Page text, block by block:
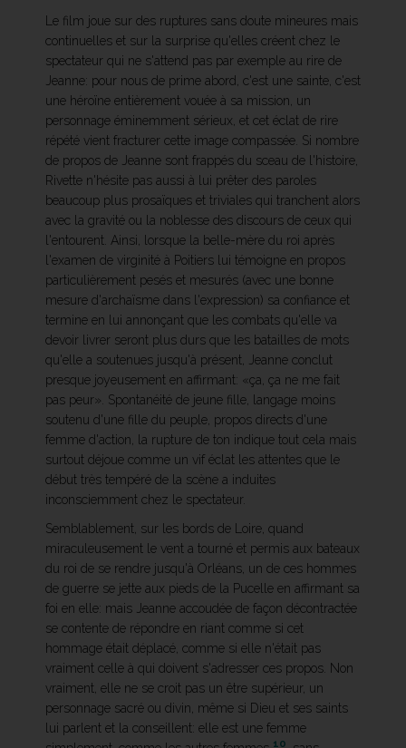
Le film joue sur des ruptures sans doute mineures mais
continuelles et sur la surprise qu'elles créent chez le
spectateur qui ne s'attend pas par exemple au rire de
Jeanne: pour nous de prime abord, c'est une sainte, c'est
une héroïne entièrement vouée à sa mission, un
personnage éminemment sérieux, et cet éclat de rire
répété vient fracturer cette image compassée. Si nombre
de propos de Jeanne sont frappés du sceau de l'histoire,
Rivette n'hésite pas aussi à lui prêter des paroles
beaucoup plus prosaïques et triviales qui tranchent alors
avec la gravité ou la noblesse des discours de ceux qui
l'entourent. Ainsi, lorsque la belle-mère du roi après
l'examen de virginité à Poitiers lui témoigne en propos
particulièrement pesés et mesurés (avec une bonne
mesure d'archaïsme dans l'expression) sa confiance et
termine en lui annonçant que les combats qu'elle va
devoir livrer seront plus durs que les batailles de mots
qu'elle a soutenues jusqu'à présent, Jeanne conclut
presque joyeusement en affirmant: «ça, ça ne me fait
pas peur». Spontanéité de jeune fille, langage moins
soutenu d'une fille du peuple, propos directs d'une
femme d'action, la rupture de ton indique tout cela mais
surtout déjoue comme un vif éclat les attentes que le
début très tempéré de la scène a induites
inconsciemment chez le spectateur.
Semblablement, sur les bords de Loire, quand
miraculeusement le vent a tourné et permis aux bateaux
du roi de se rendre jusqu'à Orléans, un de ces hommes
de guerre se jette aux pieds de la Pucelle en affirmant sa
foi en elle: mais Jeanne accoudée de façon décontractée
se contente de répondre en riant comme si cet
hommage était déplacé, comme si elle n'était pas
vraiment celle à qui doivent s'adresser ces propos. Non
vraiment, elle ne se croit pas un être supérieur, un
personnage sacré ou divin, même si Dieu et ses saints
lui parlent et la conseillent: elle est une femme
10